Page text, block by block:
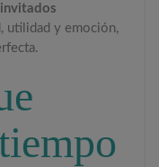
utilidad y emoción,